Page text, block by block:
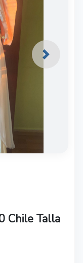
Next
Chile Talla